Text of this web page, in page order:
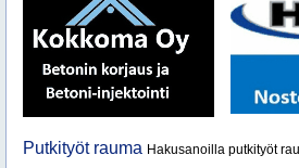
Putkityöt rauma Hakusanoilla putkityöt